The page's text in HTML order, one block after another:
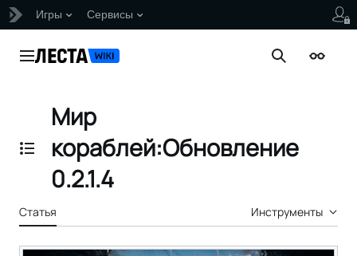
Игры Сервисы
Главное меню Поиск
Отобразить/Скрыть содержание
Мир
кораблей:Обновление
0.2.1.4
Статья Инструменты